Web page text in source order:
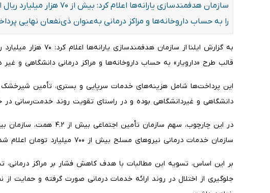
سازمان هدفمندسازی یارانه‌ها
را به حساب داروخانه‌ها و مراکز درمانی به‌عنوان ذی‌نفعان نهایی
به گزارش ایلنا از سازمان
قالب طرح «دارویار» به حساب داروخانه‌ها و مراکز درمانی دانشگاهی و
این پرداخت‌ها شامل هزینه‌های خدمات سرپایی و بستری، تأمین شیرخشک
دانشگاهی و غیردانشگاهی بوده و در راستای تقویت روند خدمت‌رسانی
سازمان خدمات درمانی نیروهای مسلح بیش از ۷۰۰ میلیارد تومان اعلام شده است.
بر این اساس، تسویه این مطالبات با هدف کاهش فشار بر مراکز درمانی،
جلوگیری از اختلال در روند ارائه خدمات درمانی صورت گرفته و حمایت